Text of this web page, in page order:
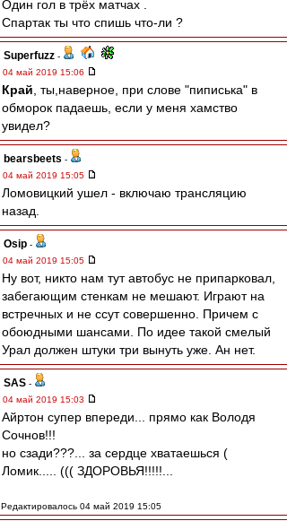
Один гол в трёх матчах .
Спартак ты что спишь что-ли ?
Superfuzz -
04 май 2019 15:06
Край , ты,наверное, при слове "пиписька" в
обморок падаешь, если у меня хамство
увидел?
bearsbeets -
04 май 2019 15:05
Ломовицкий ушел - включаю трансляцию
назад.
Osip -
04 май 2019 15:05
Ну вот, никто нам тут автобус не припарковал,
забегающим стенкам не мешают. Играют на
встречных и не ссут совершенно. Причем с
обоюдными шансами. По идее такой смелый
Урал должен штуки три вынуть уже. Ан нет.
SAS -
04 май 2019 15:03
Айртон супер впереди... прямо как Володя
Сочнов!!!
но сзади???... за сердце хватаешься (
Ломик..... ((( ЗДОРОВЬЯ!!!!!...
Редактировалось 04 май 2019 15:05